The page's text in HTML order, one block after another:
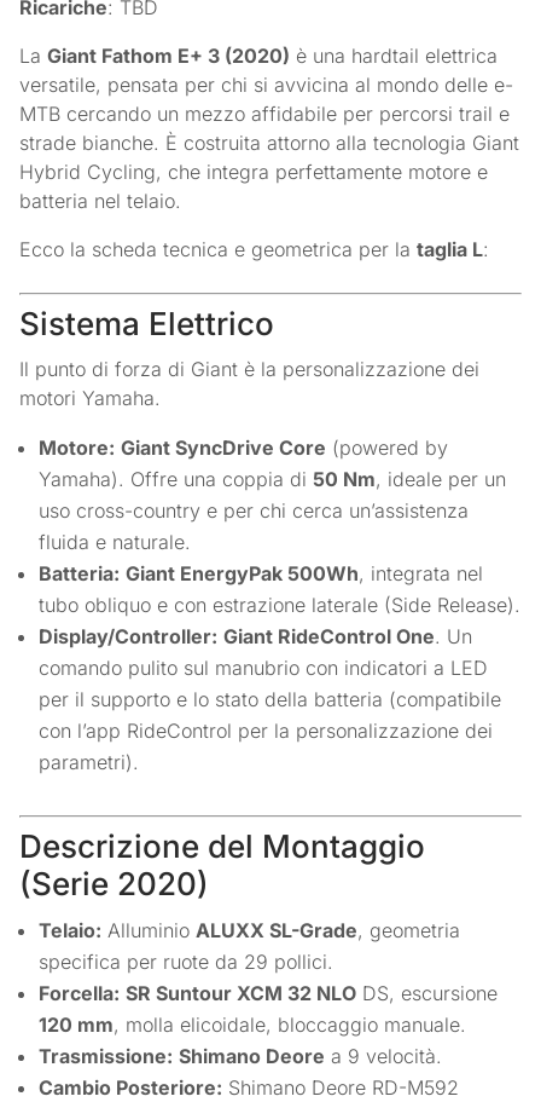
Ricariche: TBD
LaGiant Fathom E+ 3 (2020) è una hardtail elettrica
versatile, pensata per chi si avvicina al mondo delle e-
MTB cercando un mezzo affidabile per percorsi trail e
strade bianche. È costruita attorno alla tecnologia Giant
Hybrid Cycling, che integra perfettamente motore e
batteria nel telaio.
Ecco la scheda tecnica e geometrica per lataglia L:
Sistema Elettrico
Il punto di forza di Giant è la personalizzazione dei
motori Yamaha.
Motore: Giant SyncDrive Core (powered by
Yamaha). Offre una coppia di 50 Nm, ideale per un
uso cross-country e per chi cerca un’assistenza
fluida e naturale.
Batteria: Giant EnergyPak 500Wh, integrata nel
tubo obliquo e con estrazione laterale (Side Release).
Display/Controller: Giant RideControl One. Un
comando pulito sul manubrio con indicatori a LED
per il supporto e lo stato della batteria (compatibile
con l’app RideControl per la personalizzazione dei
parametri).
Descrizione del Montaggio
(Serie 2020)
Telaio: AlluminioALUXX SL-Grade, geometria
specifica per ruote da 29 pollici.
Forcella: SR Suntour XCM 32 NLO DS, escursione
120 mm, molla elicoidale, bloccaggio manuale.
Trasmissione: Shimano Deore a 9 velocità.
Cambio Posteriore: Shimano Deore RD-M592